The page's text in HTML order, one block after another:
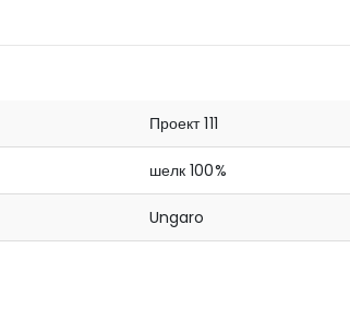
Проект 111
шелк 100%
Ungaro